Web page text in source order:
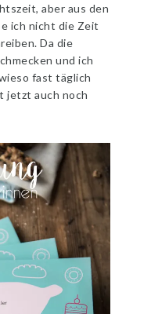
aber aus den
ich nicht die Zeit
Da die
und ich
fast täglich
jetzt auch noch